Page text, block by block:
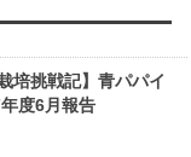
培挑戦記】青パパイ
度6月報告